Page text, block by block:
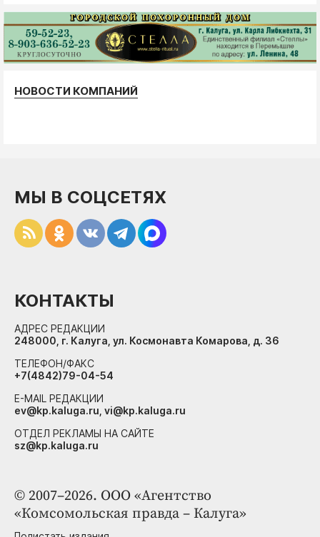
НОВОСТИ КОМПАНИЙ
© 2007–2026. ООО «Агентство
«Комсомольская правда – Калуга»
МЫ В СОЦСЕТЯХ
КОНТАКТЫ
АДРЕС РЕДАКЦИИ
248000, г. Калуга, ул. Космонавта Комарова, д. 36
ТЕЛЕФОН/ФАКС
+7(4842)79-04-54
E-MAIL РЕДАКЦИИ
ev@kp.kaluga.ru, vi@kp.kaluga.ru
ОТДЕЛ РЕКЛАМЫ НА САЙТЕ
sz@kp.kaluga.ru